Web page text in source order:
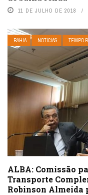
11 DE JULHO DE 2018
BAHIA NOTÍCIAS TEMPO
ALBA: Comissão
Transporte
Robinson Almeida